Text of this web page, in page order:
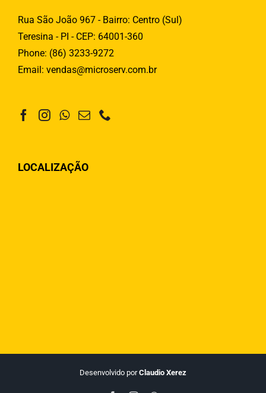
Rua São João 967 - Bairro: Centro (Sul)
Teresina - PI - CEP: 64001-360
Phone: (86) 3233-9272
Email: vendas@microserv.com.br
LOCALIZAÇÃO
Desenvolvido porClaudio Xerez